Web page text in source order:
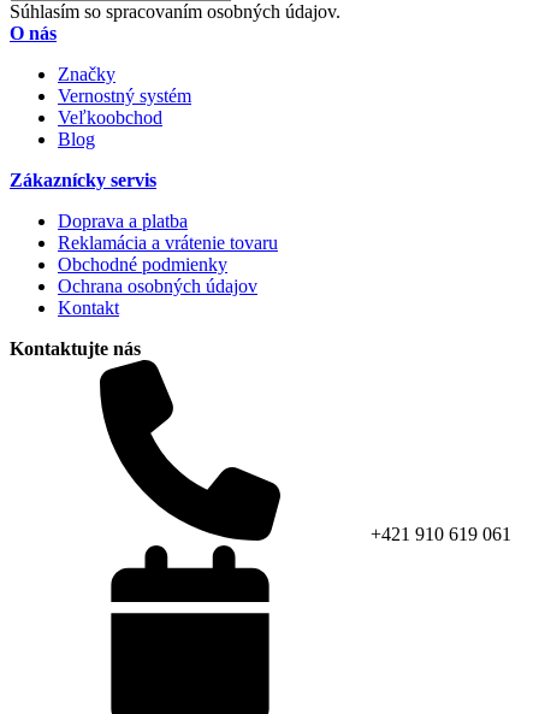
Súhlasím so spracovaním osobných údajov.
O nás
Značky
Vernostný systém
Veľkoobchod
Blog
Zákaznícky servis
Doprava a platba
Reklamácia a vrátenie tovaru
Obchodné podmienky
Ochrana osobných údajov
Kontakt
Kontaktujte nás
+421 910 619 061